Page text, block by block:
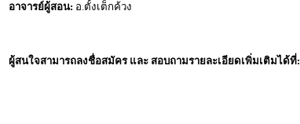
อาจารย์ผู้สอน: อ.ตั้งเต็กค้วง
ผู้สนใจสามารถลงชื่อสมัคร และ สอบถามรายละเอียดเพิ่มเติมได้ที่: